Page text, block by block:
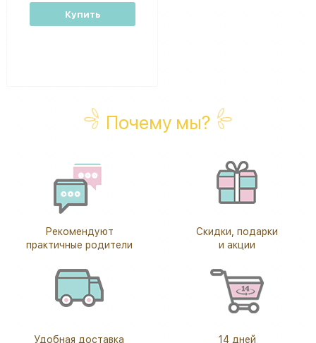
Купить
Почему мы?
Рекомендуют
практичные родители
Скидки, подарки
и акции
Удобная доставка
14 дней